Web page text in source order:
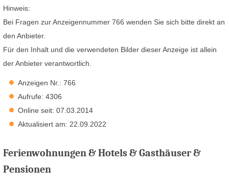
Hinweis:
Bei Fragen zur Anzeigennummer 766 wenden Sie sich bitte direkt an
den Anbieter.
Für den Inhalt und die verwendeten Bilder dieser Anzeige ist allein
der Anbieter verantwortlich.
Anzeigen Nr.: 766
Aufrufe: 4306
Online seit: 07.03.2014
Aktualisiert am: 22.09.2022
Ferienwohnungen & Hotels & Gasthäuser &
Pensionen